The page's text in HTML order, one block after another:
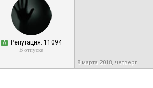
А Репутация: 11094
В отпуске
8 марта 2018, четверг